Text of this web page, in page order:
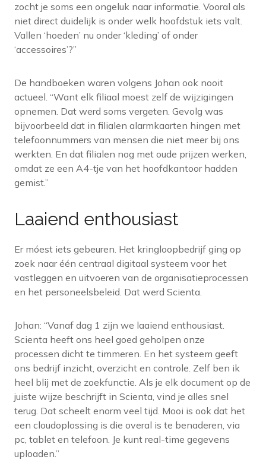
zocht je soms een ongeluk naar informatie. Vooral als
niet direct duidelijk is onder welk hoofdstuk iets valt.
Vallen ‘hoeden’ nu onder ‘kleding’ of onder
‘accessoires’?”
De handboeken waren volgens Johan ook nooit
actueel. “Want elk filiaal moest zelf de wijzigingen
opnemen. Dat werd soms vergeten. Gevolg was
bijvoorbeeld dat in filialen alarmkaarten hingen met
telefoonnummers van mensen die niet meer bij ons
werkten. En dat filialen nog met oude prijzen werken,
omdat ze een A4-tje van het hoofdkantoor hadden
gemist.”
Laaiend enthousiast
Er móest iets gebeuren. Het kringloopbedrijf ging op
zoek naar één centraal digitaal systeem voor het
vastleggen en uitvoeren van de organisatieprocessen
en het personeelsbeleid. Dat werd Scienta.
Johan: “Vanaf dag 1 zijn we laaiend enthousiast.
Scienta heeft ons heel goed geholpen onze
processen dicht te timmeren. En het systeem geeft
ons bedrijf inzicht, overzicht en controle. Zelf ben ik
heel blij met de zoekfunctie. Als je elk document op de
juiste wijze beschrijft in Scienta, vind je alles snel
terug. Dat scheelt enorm veel tijd. Mooi is ook dat het
een cloudoplossing is die overal is te benaderen, via
pc, tablet en telefoon. Je kunt real-time gegevens
uploaden.”